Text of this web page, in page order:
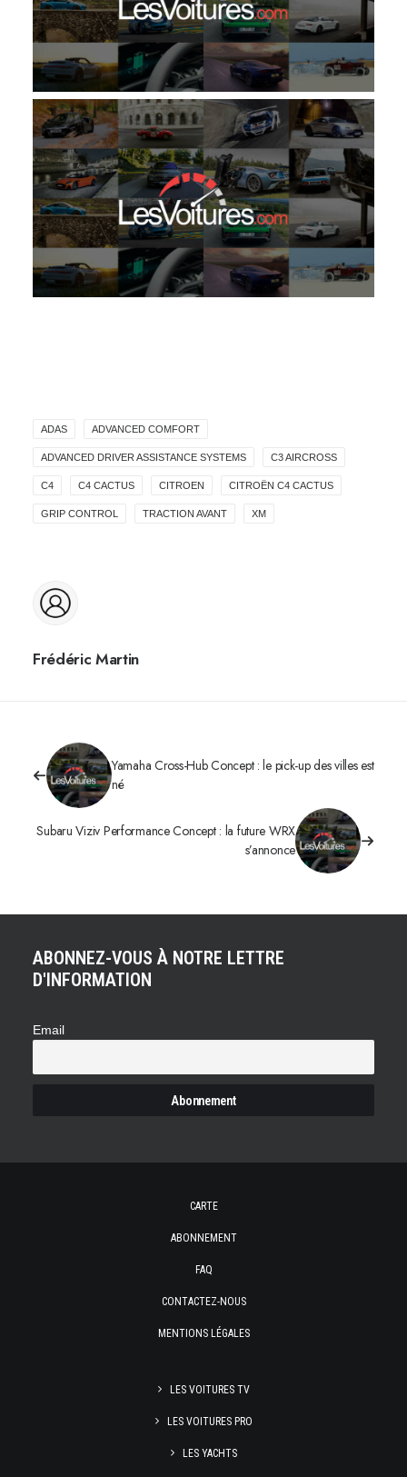
ADAS ADVANCED COMFORT
ADVANCED DRIVER ASSISTANCE SYSTEMS C3 AIRCROSS
C4 C4 CACTUS CITROEN CITROËN C4 CACTUS
GRIP CONTROL TRACTION AVANT XM
Frédéric Martin
Yamaha Cross-Hub Concept : le pick-up des villes est
né
Subaru Viziv Performance Concept : la future WRX
s’annonce
ABONNEZ-VOUS À NOTRE LETTRE
D'INFORMATION
Email
CARTE
ABONNEMENT
FAQ
CONTACTEZ-NOUS
MENTIONS LÉGALES
LES VOITURES TV
LES VOITURES PRO
LES YACHTS